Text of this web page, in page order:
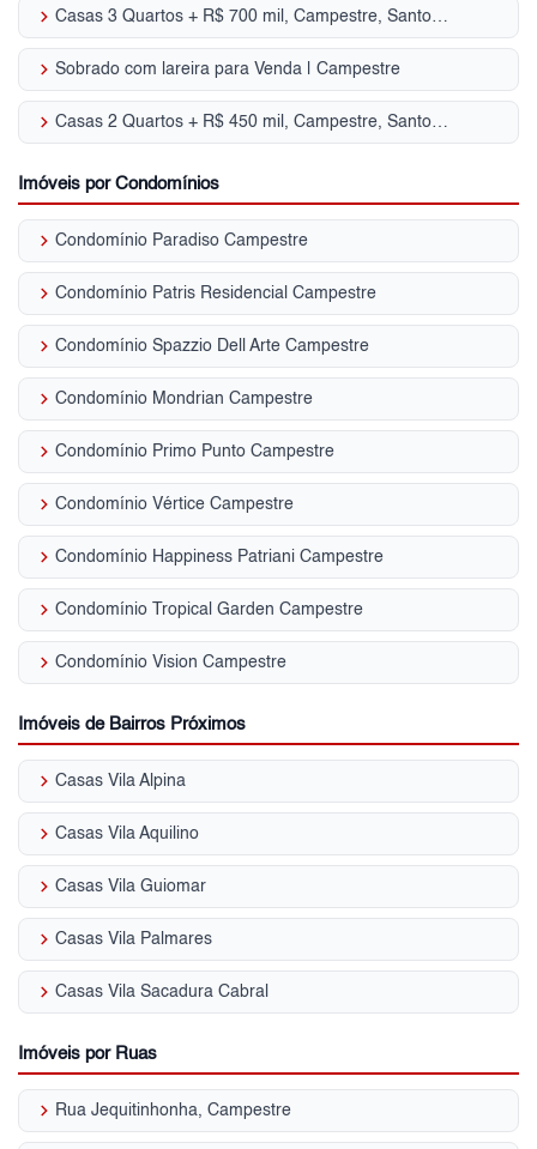
keyboard_arrow_right Casas 3 Quartos + R$ 700 mil, Campestre, Santo André, SP
keyboard_arrow_right Sobrado com lareira para Venda | Campestre
keyboard_arrow_right Casas 2 Quartos + R$ 450 mil, Campestre, Santo André, SP
Imóveis por Condomínios
keyboard_arrow_right Condomínio Paradiso Campestre
keyboard_arrow_right Condomínio Patris Residencial Campestre
keyboard_arrow_right Condomínio Spazzio Dell Arte Campestre
keyboard_arrow_right Condomínio Mondrian Campestre
keyboard_arrow_right Condomínio Primo Punto Campestre
keyboard_arrow_right Condomínio Vértice Campestre
keyboard_arrow_right Condomínio Happiness Patriani Campestre
keyboard_arrow_right Condomínio Tropical Garden Campestre
keyboard_arrow_right Condomínio Vision Campestre
Imóveis de Bairros Próximos
keyboard_arrow_right Casas Vila Alpina
keyboard_arrow_right Casas Vila Aquilino
keyboard_arrow_right Casas Vila Guiomar
keyboard_arrow_right Casas Vila Palmares
keyboard_arrow_right Casas Vila Sacadura Cabral
Imóveis por Ruas
keyboard_arrow_right Rua Jequitinhonha, Campestre